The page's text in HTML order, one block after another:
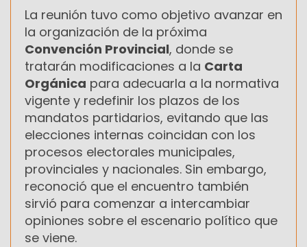
La reunión tuvo como objetivo avanzar en
la organización de la próxima
Convención Provincial, donde se
tratarán modificaciones a la Carta
Orgánica para adecuarla a la normativa
vigente y redefinir los plazos de los
mandatos partidarios, evitando que las
elecciones internas coincidan con los
procesos electorales municipales,
provinciales y nacionales. Sin embargo,
reconoció que el encuentro también
sirvió para comenzar a intercambiar
opiniones sobre el escenario político que
se viene.